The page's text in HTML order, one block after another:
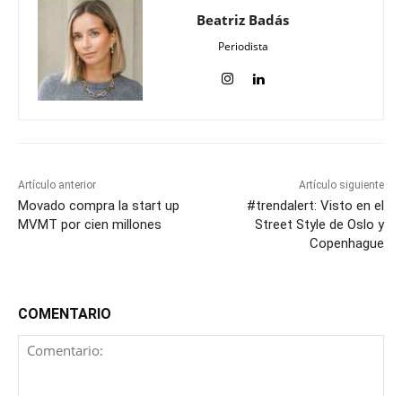
Beatriz Badás
Periodista
Artículo anterior
Movado compra la start up
MVMT por cien millones
Artículo siguiente
#trendalert: Visto en el
Street Style de Oslo y
Copenhague
COMENTARIO